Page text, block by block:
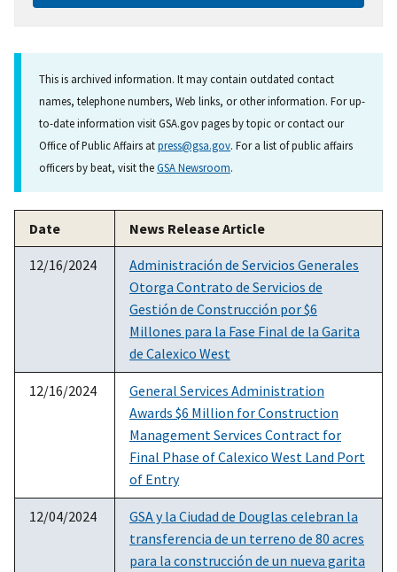
This is archived information. It may contain outdated contact
names, telephone numbers, Web links, or other information. For up-
to-date information visit GSA.gov pages by topic or contact our
Office of Public Affairs atpress@gsa.gov. For a list of public affairs
officers by beat, visit theGSA Newsroom.
Date News Release Article
12/16/2024
Administración de Servicios Generales
Otorga Contrato de Servicios de
Gestión de Construcción por $6
Millones para la Fase Final de la Garita
de Calexico West
12/16/2024
General Services Administration
Awards $6 Million for Construction
Management Services Contract for
Final Phase of Calexico West Land Port
of Entry
12/04/2024
GSA y la Ciudad de Douglas celebran la
transferencia de un terreno de 80 acres
para la construcción de un nueva garita